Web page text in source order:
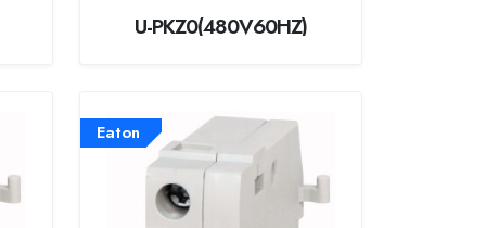
U-PKZ0(480V60HZ)
Eaton